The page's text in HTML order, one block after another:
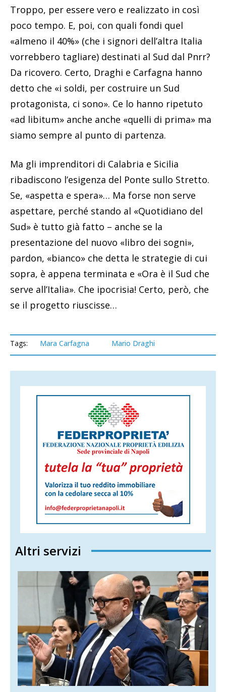
Troppo, per essere vero e realizzato in così
poco tempo. E, poi, con quali fondi quel
«almeno il 40%» (che i signori dell’altra Italia
vorrebbero tagliare) destinati al Sud dal Pnrr?
Da ricovero. Certo, Draghi e Carfagna hanno
detto che «i soldi, per costruire un Sud
protagonista, ci sono». Ce lo hanno ripetuto
«ad libitum» anche anche «quelli di prima» ma
siamo sempre al punto di partenza.
Ma gli imprenditori di Calabria e Sicilia
ribadiscono l’esigenza del Ponte sullo Stretto.
Se, «aspetta e spera»… Ma forse non serve
aspettare, perché stando al «Quotidiano del
Sud» è tutto già fatto – anche se la
presentazione del nuovo «libro dei sogni»,
pardon, «bianco» che detta le strategie di cui
sopra, è appena terminata e «Ora è il Sud che
serve all’Italia». Che ipocrisia! Certo, però, che
se il progetto riuscisse…
Tags: Mara Carfagna Mario Draghi
Altri servizi